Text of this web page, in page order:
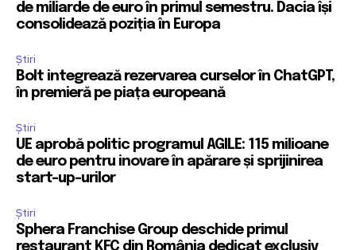
de miliarde de euro în primul semestru. Dacia își
consolidează poziția în Europa
Știri
Bolt integrează rezervarea curselor în ChatGPT,
în premieră pe piața europeană
Știri
UE aprobă politic programul AGILE: 115 milioane
de euro pentru inovare în apărare și sprijinirea
start-up-urilor
Știri
Sphera Franchise Group deschide primul
restaurant KFC din România dedicat exclusiv